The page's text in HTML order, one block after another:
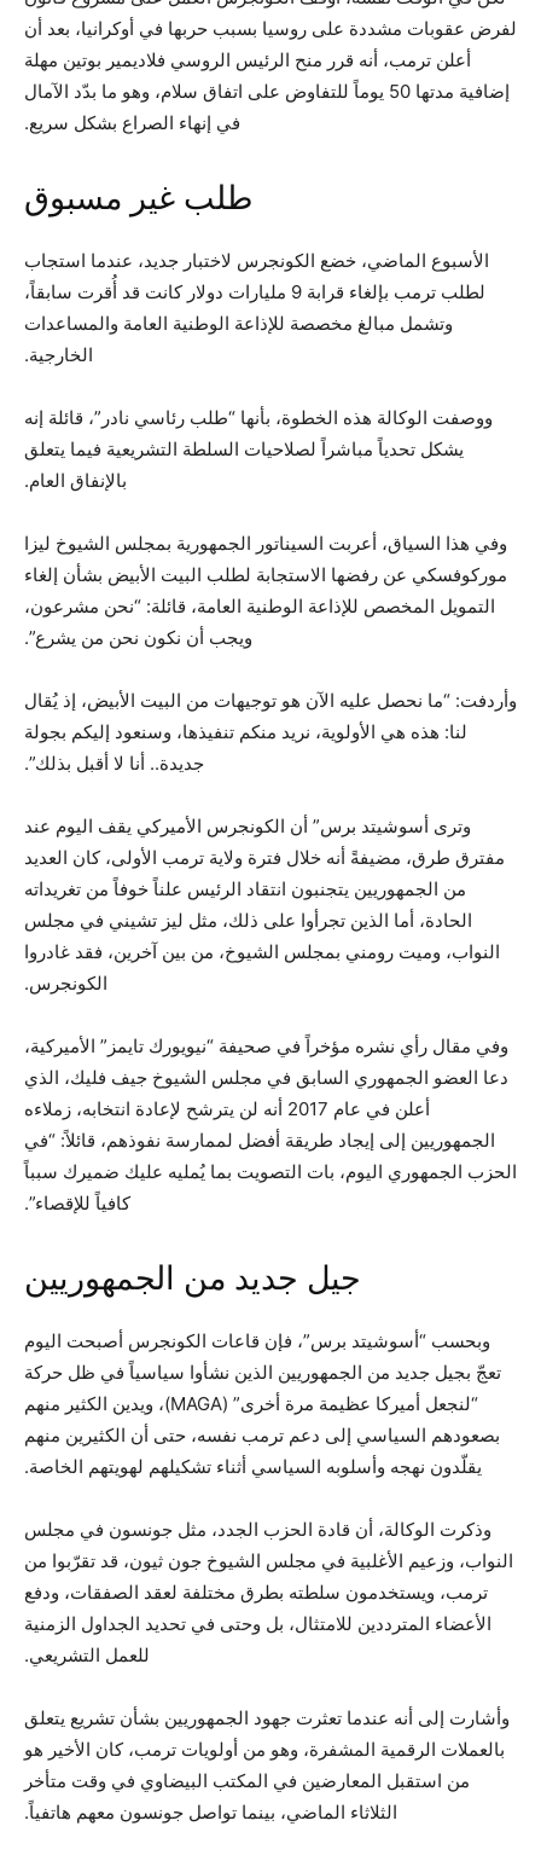
لفرض عقوبات مشددة على روسيا بسبب حربها في أوكرانيا، بعد أن
أعلن ترمب، أنه قرر منح الرئيس الروسي فلاديمير بوتين مهلة
إضافية مدتها 50 يوماً للتفاوض على اتفاق سلام، وهو ما بدّد الآمال
في إنهاء الصراع بشكل سريع.
طلب غير مسبوق
الأسبوع الماضي، خضع الكونجرس لاختبار جديد، عندما استجاب
لطلب ترمب بإلغاء قرابة 9 مليارات دولار كانت قد أُقرت سابقاً،
وتشمل مبالغ مخصصة للإذاعة الوطنية العامة والمساعدات
الخارجية.
ووصفت الوكالة هذه الخطوة، بأنها “طلب رئاسي نادر”، قائلة إنه
يشكل تحدياً مباشراً لصلاحيات السلطة التشريعية فيما يتعلق
بالإنفاق العام.
وفي هذا السياق، أعربت السيناتور الجمهورية بمجلس الشيوخ ليزا
موركوفسكي عن رفضها الاستجابة لطلب البيت الأبيض بشأن إلغاء
التمويل المخصص للإذاعة الوطنية العامة، قائلة: “نحن مشرعون،
ويجب أن نكون نحن من يشرع”.
وأردفت: “ما نحصل عليه الآن هو توجيهات من البيت الأبيض، إذ يُقال
لنا: هذه هي الأولوية، نريد منكم تنفيذها، وسنعود إليكم بجولة
جديدة.. أنا لا أقبل بذلك”.
وترى أسوشيتد برس” أن الكونجرس الأميركي يقف اليوم عند
مفترق طرق، مضيفةً أنه خلال فترة ولاية ترمب الأولى، كان العديد
من الجمهوريين يتجنبون انتقاد الرئيس علناً خوفاً من تغريداته
الحادة، أما الذين تجرأوا على ذلك، مثل ليز تشيني في مجلس
النواب، وميت رومني بمجلس الشيوخ، من بين آخرين، فقد غادروا
الكونجرس.
وفي مقال رأي نشره مؤخراً في صحيفة “نيويورك تايمز” الأميركية،
دعا العضو الجمهوري السابق في مجلس الشيوخ جيف فليك، الذي
أعلن في عام 2017 أنه لن يترشح لإعادة انتخابه، زملاءه
الجمهوريين إلى إيجاد طريقة أفضل لممارسة نفوذهم، قائلاً: “في
الحزب الجمهوري اليوم، بات التصويت بما يُمليه عليك ضميرك سبباً
كافياً للإقصاء”.
جيل جديد من الجمهوريين
وبحسب “أسوشيتد برس”، فإن قاعات الكونجرس أصبحت اليوم
تعجّ بجيل جديد من الجمهوريين الذين نشأوا سياسياً في ظل حركة
“لنجعل أميركا عظيمة مرة أخرى” (MAGA)، ويدين الكثير منهم
بصعودهم السياسي إلى دعم ترمب نفسه، حتى أن الكثيرين منهم
يقلّدون نهجه وأسلوبه السياسي أثناء تشكيلهم لهويتهم الخاصة.
وذكرت الوكالة، أن قادة الحزب الجدد، مثل جونسون في مجلس
النواب، وزعيم الأغلبية في مجلس الشيوخ جون ثيون، قد تقرّبوا من
ترمب، ويستخدمون سلطته بطرق مختلفة لعقد الصفقات، ودفع
الأعضاء المترددين للامتثال، بل وحتى في تحديد الجداول الزمنية
للعمل التشريعي.
وأشارت إلى أنه عندما تعثرت جهود الجمهوريين بشأن تشريع يتعلق
بالعملات الرقمية المشفرة، وهو من أولويات ترمب، كان الأخير هو
من استقبل المعارضين في المكتب البيضاوي في وقت متأخر
الثلاثاء الماضي، بينما تواصل جونسون معهم هاتفياً.